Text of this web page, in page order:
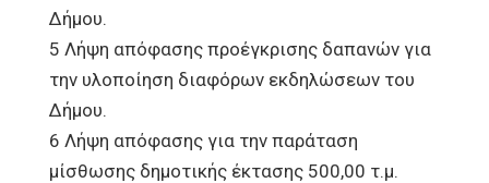
Δήμου.
5 Λήψη απόφασης προέγκρισης δαπανών για
την υλοποίηση διαφόρων εκδηλώσεων του
Δήμου.
6 Λήψη απόφασης για την παράταση
μίσθωσης δημοτικής έκτασης 500,00 τ.μ.